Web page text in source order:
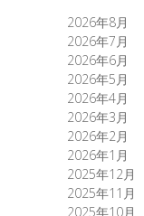
2026年8月
2026年7月
2026年6月
2026年5月
2026年4月
2026年3月
2026年2月
2026年1月
2025年12月
2025年11月
2025年10月